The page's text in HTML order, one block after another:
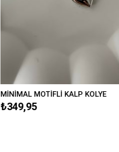
MİNİMAL MOTİFLİ KALP KOLYE
₺349,95